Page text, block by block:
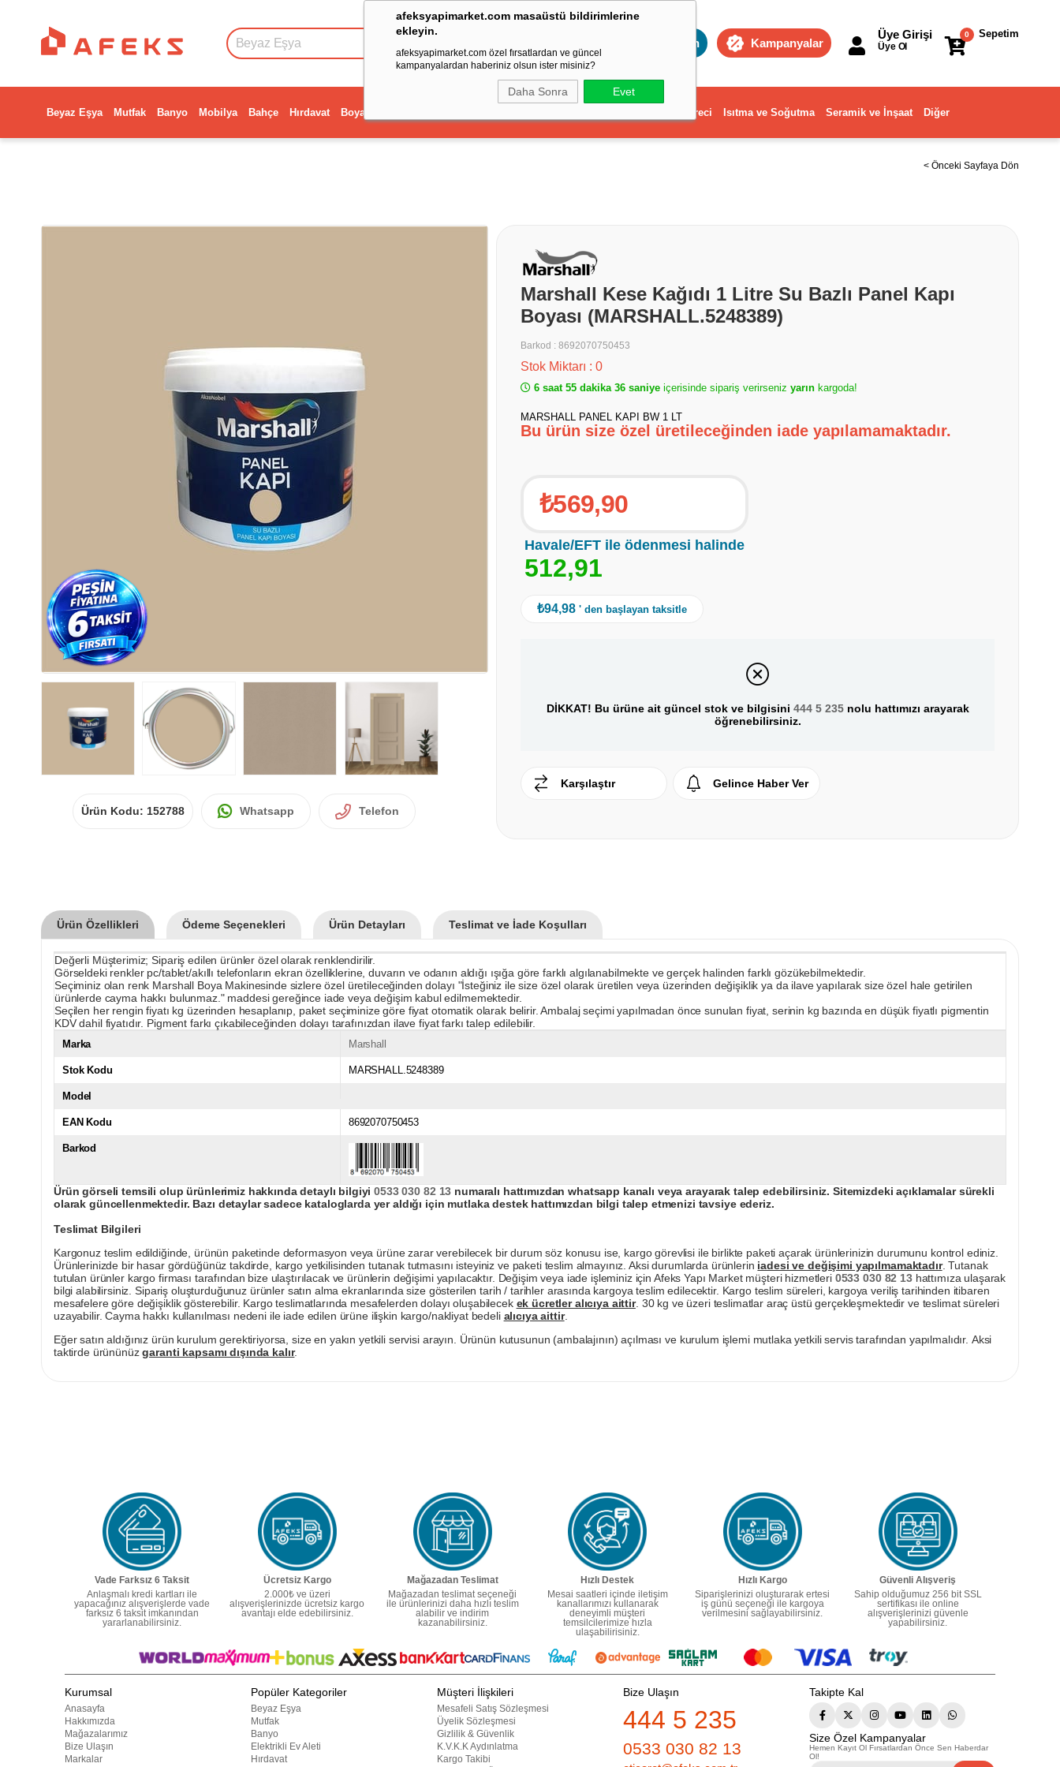
afeksyapimarket.com masaüstü bildirimlerine
ekleyin.
afeksyapimarket.com özel fırsatlardan ve güncel
kampanyalardan haberiniz olsun ister misiniz?
Daha Sonra Evet
Toptan Kampanyalar
Sepetim
0
Üye Girişi
Üye Ol
Beyaz Eşya Mutfak Banyo Mobilya Bahçe Hırdavat Boya Dekorasyon ve Ev Gereci Isıtma ve Soğutma Seramik ve İnşaat Diğer
< Önceki Sayfaya Dön
Ürün Kodu: 152788 Whatsapp Telefon
Marshall Kese Kağıdı 1 Litre Su Bazlı Panel Kapı
Boyası (MARSHALL.5248389)
Barkod : 8692070750453
Stok Miktarı : 0
6 saat 55 dakika 36 saniye içerisinde sipariş verirseniz yarın kargoda!
MARSHALL PANEL KAPI BW 1 LT
Bu ürün size özel üretileceğinden iade yapılamamaktadır.
₺569,90
Havale/EFT ile ödenmesi halinde
512,91
₺94,98 ' den başlayan taksitle
DİKKAT! Bu ürüne ait güncel stok ve bilgisini 444 5 235nolu hattımızı arayarak
öğrenebilirsiniz.
Karşılaştır Gelince Haber Ver
Ürün Özellikleri Ödeme Seçenekleri Ürün Detayları Teslimat ve İade Koşulları
Değerli Müşterimiz; Sipariş edilen ürünler özel olarak renklendirilir.
Görseldeki renkler pc/tablet/akıllı telefonların ekran özelliklerine, duvarın ve odanın aldığı ışığa göre farklı algılanabilmekte ve gerçek halinden farklı gözükebilmektedir.
Seçiminiz olan renk Marshall Boya Makinesinde sizlere özel üretileceğinden dolayı "İsteğiniz ile size özel olarak üretilen veya üzerinden değişiklik ya da ilave yapılarak size özel hale getirilen
ürünlerde cayma hakkı bulunmaz." maddesi gereğince iade veya değişim kabul edilmemektedir.
Seçilen her rengin fiyatı kg üzerinden hesaplanıp, paket seçiminize göre fiyat otomatik olarak belirir. Ambalaj seçimi yapılmadan önce sunulan fiyat, serinin kg bazında en düşük fiyatlı pigmentin
KDV dahil fiyatıdır. Pigment farkı çıkabileceğinden dolayı tarafınızdan ilave fiyat farkı talep edilebilir.
Marka Marshall
Stok Kodu MARSHALL.5248389
Model
EAN Kodu 8692070750453
Barkod
Ürün görseli temsili olup ürünlerimiz hakkında detaylı bilgiyi0533 030 82 13 numaralı hattımızdan whatsapp kanalı veya arayarak talep edebilirsiniz. Sitemizdeki açıklamalar sürekli
olarak güncellenmektedir. Bazı detaylar sadece kataloglarda yer aldığı için mutlaka destek hattımızdan bilgi talep etmenizi tavsiye ederiz.
Teslimat Bilgileri
Kargonuz teslim edildiğinde, ürünün paketinde deformasyon veya ürüne zarar verebilecek bir durum söz konusu ise, kargo görevlisi ile birlikte paketi açarak ürünlerinizin durumunu kontrol ediniz.
Ürünlerinizde bir hasar gördüğünüz takdirde, kargo yetkilisinden tutanak tutmasını isteyiniz ve paketi teslim almayınız. Aksi durumlarda ürünlerin iadesi ve değişimi yapılmamaktadır. Tutanak
tutulan ürünler kargo firması tarafından bize ulaştırılacak ve ürünlerin değişimi yapılacaktır. Değişim veya iade işleminiz için Afeks Yapı Market müşteri hizmetleri 0533 030 82 13hattımıza ulaşarak
bilgi alabilirsiniz. Sipariş oluşturduğunuz ürünler satın alma ekranlarında size gösterilen tarih / tarihler arasında kargoya teslim edilecektir. Kargo teslim süreleri, kargoya veriliş tarihinden itibaren
mesafelere göre değişiklik gösterebilir. Kargo teslimatlarında mesafelerden dolayı oluşabilecek ek ücretler alıcıya aittir. 30 kg ve üzeri teslimatlar araç üstü gerçekleşmektedir ve teslimat süreleri
uzayabilir. Cayma hakkı kullanılması nedeni ile iade edilen ürüne ilişkin kargo/nakliyat bedeli alıcıya aittir.
Eğer satın aldığınız ürün kurulum gerektiriyorsa, size en yakın yetkili servisi arayın. Ürünün kutusunun (ambalajının) açılması ve kurulum işlemi mutlaka yetkili servis tarafından yapılmalıdır. Aksi
taktirde ürününüzgaranti kapsamı dışında kalır.
Vade Farksız 6 Taksit
Anlaşmalı kredi kartları ile
yapacağınız alışverişlerde vade
farksız 6 taksit imkanından
yararlanabilirsiniz.
Ücretsiz Kargo
2.000₺ ve üzeri
alışverişlerinizde ücretsiz kargo
avantajı elde edebilirsiniz.
Mağazadan Teslimat
Mağazadan teslimat seçeneği
ile ürünlerinizi daha hızlı teslim
alabilir ve indirim
kazanabilirsiniz.
Hızlı Destek
Mesai saatleri içinde iletişim
kanallarımızı kullanarak
deneyimli müşteri
temsilcilerimize hızla
ulaşabilirisiniz.
Hızlı Kargo
Siparişlerinizi oluşturarak ertesi
iş günü seçeneği ile kargoya
verilmesini sağlayabilirsiniz.
Güvenli Alışveriş
Sahip olduğumuz 256 bit SSL
sertifikası ile online
alışverişlerinizi güvenle
yapabilirsiniz.
Kurumsal
Anasayfa
Hakkımızda
Mağazalarımız
Bize Ulaşın
Markalar
Popüler Kategoriler
Beyaz Eşya
Mutfak
Banyo
Elektrikli Ev Aleti
Hırdavat
Müşteri İlişkileri
Mesafeli Satış Sözleşmesi
Üyelik Sözleşmesi
Gizlilik & Güvenlik
K.V.K.K Aydınlatma
Kargo Takibi
Bize Ulaşın
444 5 235
0533 030 82 13
Takipte Kal
Size Özel Kampanyalar
Hemen Kayıt Ol Fırsatlardan Önce Sen Haberdar
Ol!